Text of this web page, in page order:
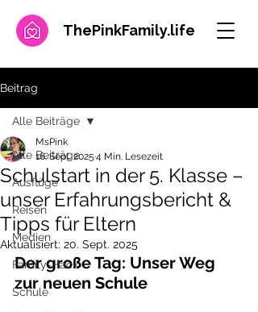
ThePinkFamily.life
Beitrag
Alle Beiträge
Ausflüge
Reisen
Medien
Family-Hack
Schule
Alle Beiträge
Schulstart in der 5. Klasse –
unser Erfahrungsbericht &
Tipps für Eltern
MsPink
16. Sept. 2025 4 Min. Lesezeit
Aktualisiert: 20. Sept. 2025
Der große Tag: Unser Weg
zur neuen Schule